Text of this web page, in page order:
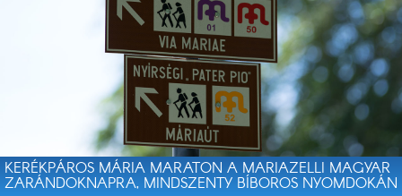
KERÉKPÁROS MÁRIA MARATON A MARIAZELLI MAGYAR
ZARÁNDOKNAPRA, MINDSZENTY BÍBOROS NYOMDOKÁN